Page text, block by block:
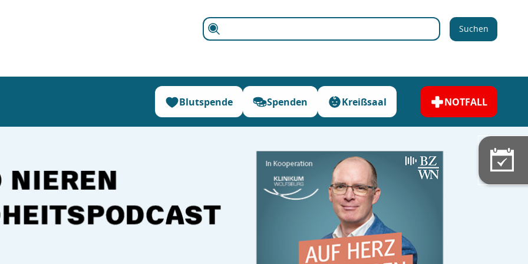
Suchen Suchen
Blutspende Spenden Kreißsaal NOTFALL